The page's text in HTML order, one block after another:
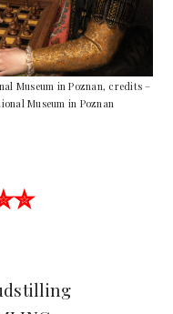
Museum in Poznan, credits –
Museum in Poznan